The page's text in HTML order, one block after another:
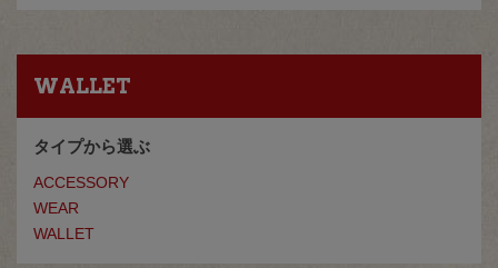
WALLET
タイプから選ぶ
ACCESSORY
WEAR
WALLET